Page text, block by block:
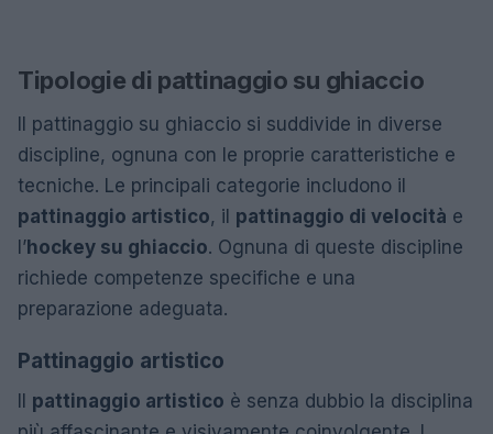
Tipologie di pattinaggio su ghiaccio
Il pattinaggio su ghiaccio si suddivide in diverse
discipline, ognuna con le proprie caratteristiche e
tecniche. Le principali categorie includono il
pattinaggio artistico, il pattinaggio di velocità e
l’hockey su ghiaccio. Ognuna di queste discipline
richiede competenze specifiche e una
preparazione adeguata.
Pattinaggio artistico
Il pattinaggio artistico è senza dubbio la disciplina